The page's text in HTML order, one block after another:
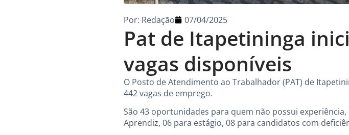
Pat de Itapetininga
vagas disponíveis
Por: Redação 07/04/2025
O Posto de Atendimento ao Trabalhador (PAT) de
442 vagas de emprego.
São 43 oportunidades para quem não possui
Aprendiz, 06 para estágio, 08 para candidatos com